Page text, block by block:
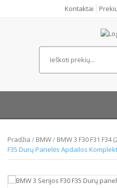
Kontaktai
Pradžia / BMW/ BMW 3 F30 F31 F34
F35 Durų Panelės Apdailos